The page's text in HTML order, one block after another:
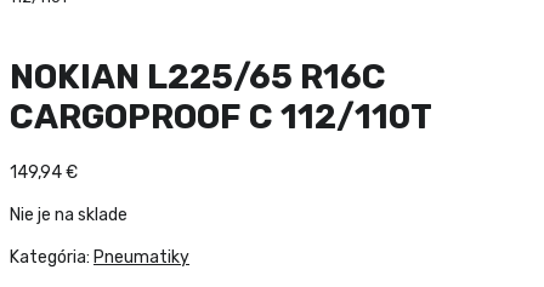
NOKIAN L225/65 R16C
CARGOPROOF C 112/110T
149,94€
Nie je na sklade
Kategória: Pneumatiky